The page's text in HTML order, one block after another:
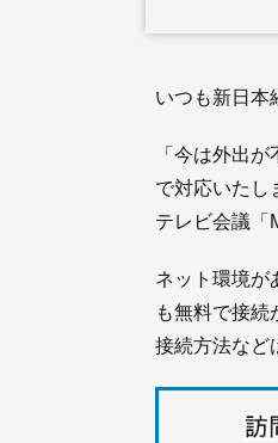
いつも新日本
「今は外出
で対応いたし
テレビ会議「
ネット環境が
も無料で接続
接続方法など